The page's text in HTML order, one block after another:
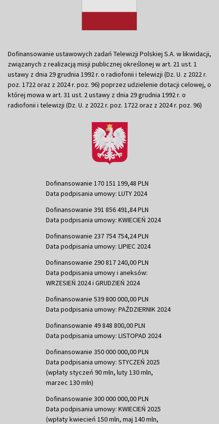
Dofinansowanie ustawowych zadań Telewizji Polskiej S.A. w likwidacji,
związanych z realizacją misji publicznej określonej w art. 21 ust. 1
ustawy z dnia 29 grudnia 1992 r. o radiofonii i telewizji (Dz. U. z 2022 r.
poz. 1722 oraz z 2024 r. poz. 96) poprzez udzielenie dotacji celowej, o
której mowa w art. 31 ust. 2 ustawy z dnia 29 grudnia 1992 r. o
radiofonii i telewizji (Dz. U. z 2022 r. poz. 1722 oraz z 2024 r. poz. 96)
Dofinansowanie 170 151 199,48 PLN
Data podpisania umowy: LUTY 2024
Dofinansowanie 391 856 491,84 PLN
Data podpisania umowy: KWIECIEŃ 2024
Dofinansowanie 237 754 754,24 PLN
Data podpisania umowy: LIPIEC 2024
Dofinansowanie 290 817 240,00 PLN
Data podpisania umowy i aneksów:
WRZESIEŃ 2024 i GRUDZIEŃ 2024
Dofinansowanie 539 800 000,00 PLN
Data podpisania umowy: PAŹDZIERNIK 2024
Dofinansowanie 49 848 800,00 PLN
Data podpisania umowy: LISTOPAD 2024
Dofinansowanie 350 000 000,00 PLN
Data podpisania umowy: STYCZEŃ 2025
(wpłaty styczeń 90 mln, luty 130 mln,
marzec 130 mln)
Dofinansowanie 300 000 000,00 PLN
Data podpisania umowy: KWIECIEŃ 2025
(wpłaty kwiecień 150 mln, maj 140 mln,